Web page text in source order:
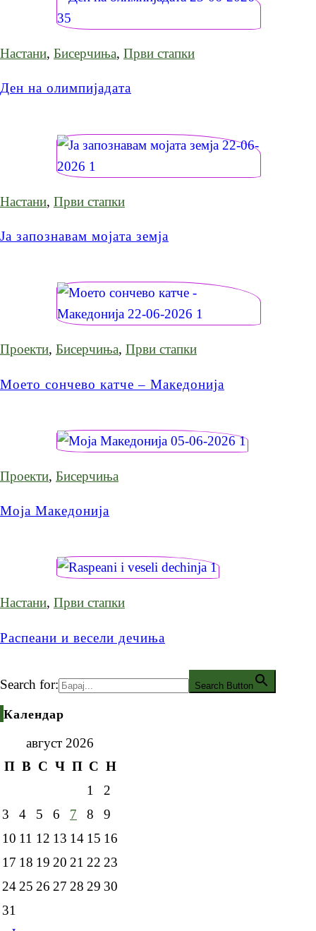
Настани, Бисерчиња, Први стапки
Ден на олимпијадата
Настани, Први стапки
Ја запознавам мојата земја
Проекти, Бисерчиња, Први стапки
Моето сончево катче – Македонија
Проекти, Бисерчиња
Моја Македонија
Настани, Први стапки
Распеани и весели дечиња
Search for: Search Button
Календар
август 2026
П В С Ч П С Н
1
2
3
4 5 6 7 8
9
10 11 12 13 14 15 16
17 18 19 20 21 22 23
24 25 26 27 28 29 30
31